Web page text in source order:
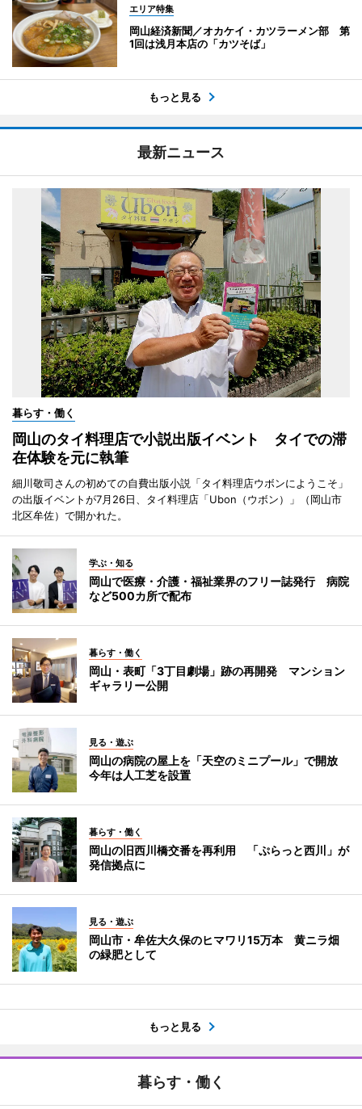
エリア特集
岡山経済新聞／オカケイ・カツラーメン部 第
1回は浅月本店の「カツそば」
もっと見る
最新ニュース
暮らす・働く
岡山のタイ料理店で小説出版イベント タイでの滞
在体験を元に執筆
細川敬司さんの初めての自費出版小説「タイ料理店ウボンにようこそ」
の出版イベントが7月26日、タイ料理店「Ubon（ウボン）」（岡山市
北区牟佐）で開かれた。
学ぶ・知る
岡山で医療・介護・福祉業界のフリー誌発行 病院
など500カ所で配布
暮らす・働く
岡山・表町「3丁目劇場」跡の再開発 マンション
ギャラリー公開
見る・遊ぶ
岡山の病院の屋上を「天空のミニプール」で開放
今年は人工芝を設置
暮らす・働く
岡山の旧西川橋交番を再利用 「ぷらっと西川」が
発信拠点に
見る・遊ぶ
岡山市・牟佐大久保のヒマワリ15万本 黄ニラ畑
の緑肥として
もっと見る
暮らす・働く